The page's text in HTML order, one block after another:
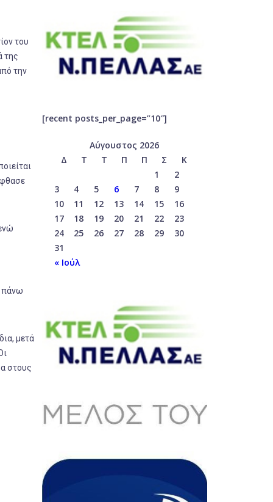
του
της
την
πάνω
μετά
στους
[recent posts_per_page=”10″]
Αύγουστος 2026
Δ
Τ Τ Π Π Σ
Κ
1
2
3
4 5 6 7 8
9
10
11 12 13 14 15
16
17
18 19 20 21 22
23
24
25 26 27 28 29
30
31
« Ιούλ